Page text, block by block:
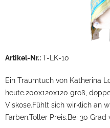
Artikel-Nr.:T-LK-10
Ein Traumtuch von Katherina
heute.200x120x120 groß,
Viskose.Fühlt sich wirklich an
Farben.Toller Preis.Bei 30 Grad